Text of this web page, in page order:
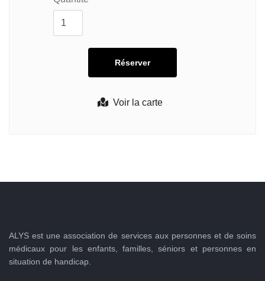
Voir la carte
ALYS est une association de services aux personnes et de soins
médicaux pour les enfants, familles, séniors et personnes en
situation de handicap.